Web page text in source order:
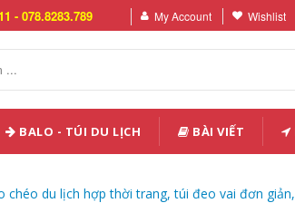
- 078.8283.789 My Account Wishlist
BALO - TÚI DU LỊCH BÀI VIẾT
du lịch hợp thời trang, túi đeo vai đơn